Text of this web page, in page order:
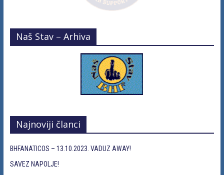
Naš Stav – Arhiva
Najnoviji članci
BHFANATICOS – 13.10.2023. VADUZ AWAY!
SAVEZ NAPOLJE!